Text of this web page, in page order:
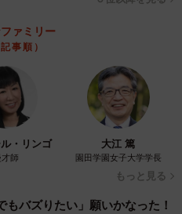
ァミリー
事順）
・リンゴ
才師
大江 篤
園田学園女子大学学長
もっと見る
もバズりたい」願いかなった！